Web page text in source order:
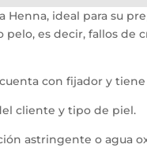
ideal para su
es decir, fallos
con fijador y
cliente y tipo de piel.
astringente o agua